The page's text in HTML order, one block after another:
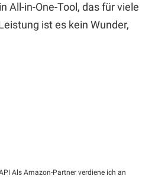
All-in-One-Tool, das für viele
ist es kein Wunder,
Als Amazon-Partner verdiene ich an